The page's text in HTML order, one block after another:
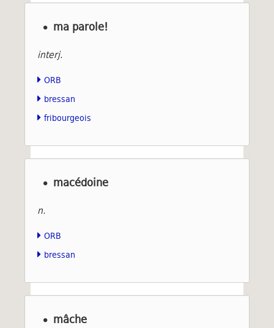
ma parole!
interj.
ORB
bressan
fribourgeois
macédoine
n.
ORB
bressan
mâche